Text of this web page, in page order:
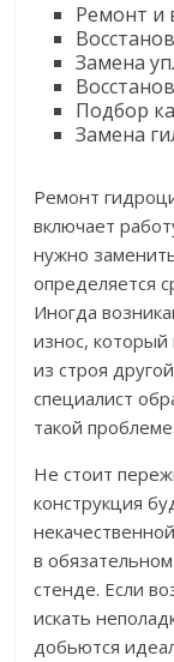
Ремонт и
Замена
Подбор
Замена
Ремонт
включает
нужно
определяется
Иногда
износ,
из строя
специалист
такой проблеме.
Не стоит
конструкция
в
стенде. Если
искать
добьются